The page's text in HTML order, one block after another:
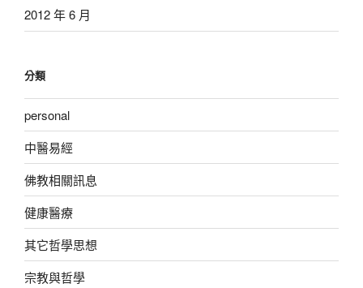
2012 年 6 月
分類
personal
中醫易經
佛教相關訊息
健康醫療
其它哲學思想
宗教與哲學